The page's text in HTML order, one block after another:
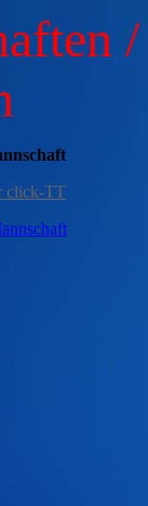
/
click-TT